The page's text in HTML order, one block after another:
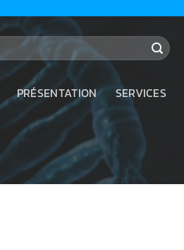
PRÉSENTATION SERVICES